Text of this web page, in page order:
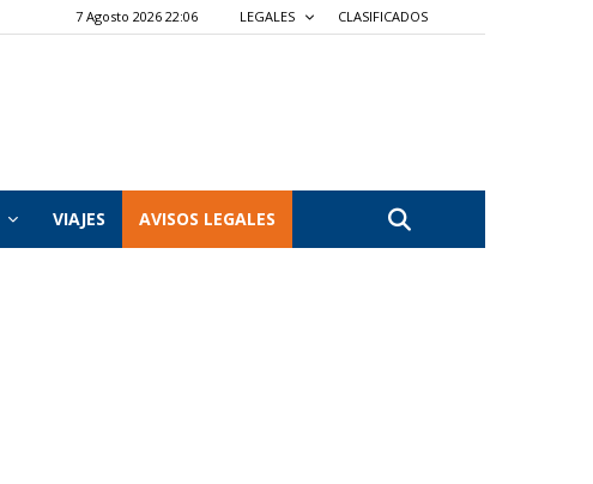
7 Agosto 2026 22:06 LEGALES CLASIFICADOS
VIAJES AVISOS LEGALES